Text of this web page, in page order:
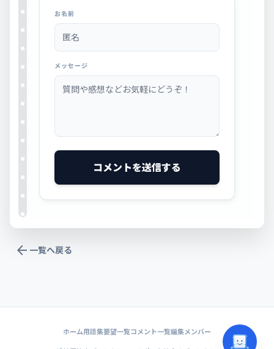
お名前
メッセージ
コメントを送信する
arrow_back 一覧へ戻る
ホーム用語集要望一覧コメント一覧編集メンバー